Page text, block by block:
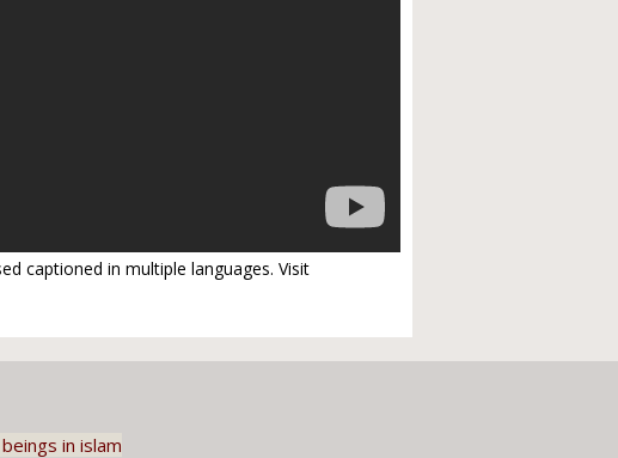
captioned in multiple languages. Visit
in islam